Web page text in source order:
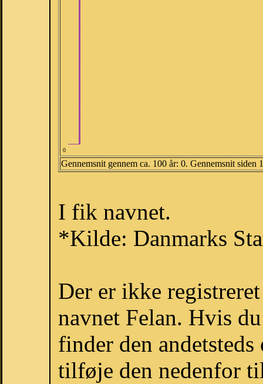
0
Gennemsnit gennem ca. 100 år: 0. Gennemsnit siden
I fik navnet.
*Kilde: Danmarks
Der er ikke
navnet Felan. Hvis
finder den
tilføje den nedenfor